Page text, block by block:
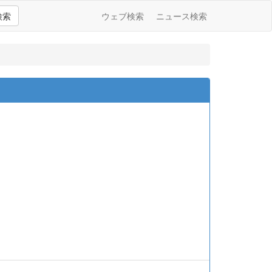
索 ウェブ検索 ニュース検索